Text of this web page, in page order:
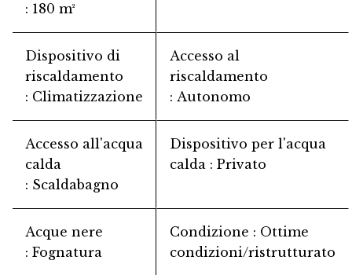
180 m²
Dispositivo di
riscaldamento
Climatizzazione
Accesso al
riscaldamento
Autonomo
Accesso all'acqua
calda
Scaldabagno
Dispositivo per l'acqua
calda
Privato
Acque nere
Fognatura
Condizione
Ottime
condizioni/ristrutturato